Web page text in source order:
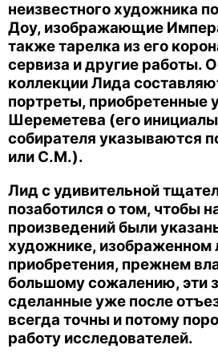
неизвестного художника
Доу, изображающие
также тарелка из его
сервиза и другие работы.
коллекции Лида
портреты, приобретенные
Шереметева (его инициалы
собирателя указываются
или С.М.).
Лид с удивительной
позаботился о том, чтобы
произведений были
художнике, изображенном
приобретения, прежнем
большому сожалению, эти
сделанные уже после
всегда точны и потому
работу исследователей.